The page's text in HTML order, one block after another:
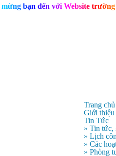
mừng bạn đến với Website trường
Trang chủ
Giới thiệu
Tin Tức
» Tin tức,
» Lịch
» Các
» Phòng